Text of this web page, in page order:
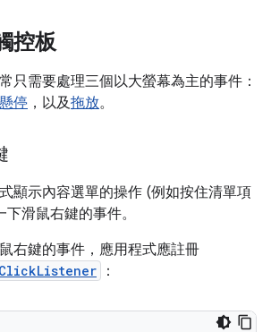
控板
只需要處理三個以大螢幕為主的事件：
懸停 ，以及拖放。
顯示內容選單的操作 (例如按住清單項
滑鼠右鍵的事件。
右鍵的事件，應用程式應註冊
：